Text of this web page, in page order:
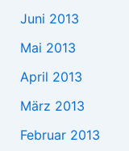
Juni 2013
Mai 2013
April 2013
März 2013
Februar 2013